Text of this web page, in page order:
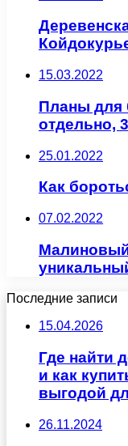
15.03.2022
Планы для
отдельно,
25.01.2022
Как
07.02.2022
Последние записи
15.04.2026
Где найти
и как
выгодой
26.11.2024